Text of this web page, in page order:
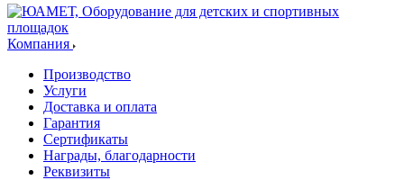
Компания
Производство
Услуги
Доставка и оплата
Гарантия
Сертификаты
Награды, благодарности
Реквизиты